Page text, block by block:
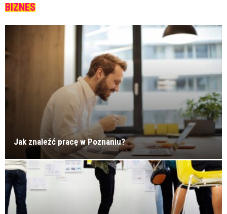
BIZNES
Jak znaleźć pracę w Poznaniu?